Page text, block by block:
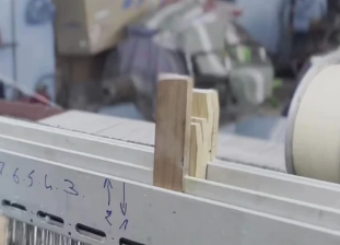
Coton
Recyclé
Certifié